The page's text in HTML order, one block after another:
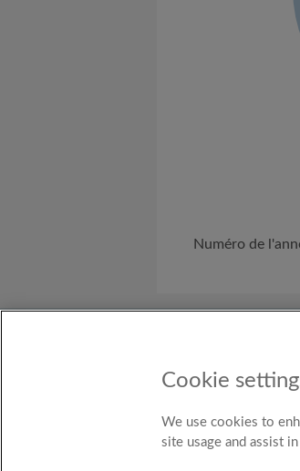
Numéro de
Pays
Cookie
We use cookies to
site usage and assist